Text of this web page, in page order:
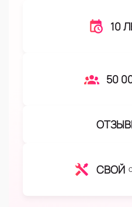
10
50
СВОЙ